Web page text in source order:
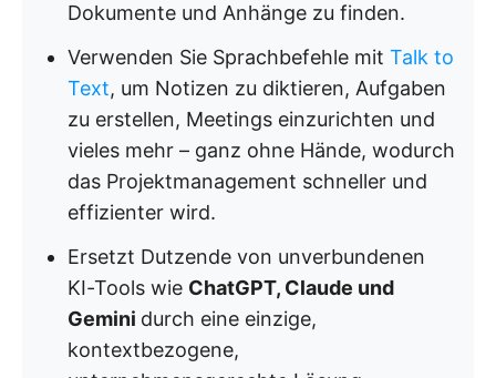
Dokumente und Anhänge zu finden.
Verwenden Sie Sprachbefehle mit Talk to
Text, um Notizen zu diktieren, Aufgaben
zu erstellen, Meetings einzurichten und
vieles mehr – ganz ohne Hände, wodurch
das Projektmanagement schneller und
effizienter wird.
Ersetzt Dutzende von unverbundenen
KI-Tools wie ChatGPT, Claude und
Gemini durch eine einzige,
kontextbezogene,